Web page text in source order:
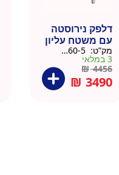
דלפק נירוסטה
עם משטח עליון
עץ מלא גוון
דניאל
מק”ט:
3 במלאי
₪4456
₪ 3490